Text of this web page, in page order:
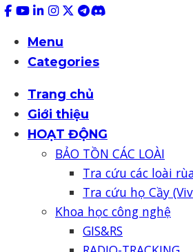
Menu
Categories
Trang chủ
Giới thiệu
HOẠT ĐỘNG
BẢO TỒN CÁC LOÀI
Tra cứu các loài
Tra cứu họ Cầy
Khoa học công nghệ
GIS&RS